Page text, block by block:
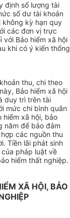
định số lượng tài
số dư tài khoản
không kỳ hạn quy
các đơn vị trực
với Bảo hiểm xã hội
khi có ý kiến thống
thu, chi theo
Bảo hiểm xã hội
duy trì trên tài
mức chi bình quân
hiểm xã hội, bảo
năm để bảo đảm
các nguồn thu
Tiền lãi phát sinh
pháp luật về
hiểm thất nghiệp.
XÃ HỘI, BẢO